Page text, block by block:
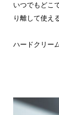
いつでもどこ
り離して使え
ハードクリー